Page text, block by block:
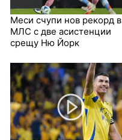
Меси счупи нов рекорд в
МЛС с две асистенции
срещу Ню Йорк